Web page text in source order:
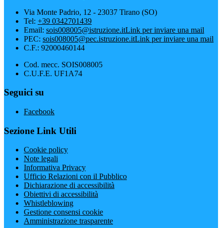
Via Monte Padrio, 12 - 23037 Tirano (SO)
Tel: +39 0342701439
Email: sois008005@istruzione.itLink per inviare una mail
PEC: sois008005@pec.istruzione.itLink per inviare una mail
C.F.: 92000460144
Cod. mecc. SOIS008005
C.U.F.E. UF1A74
Seguici su
Facebook
Sezione Link Utili
Cookie policy
Note legali
Informativa Privacy
Ufficio Relazioni con il Pubblico
Dichiarazione di accessibilità
Obiettivi di accessibilità
Whistleblowing
Gestione consensi cookie
Amministrazione trasparente